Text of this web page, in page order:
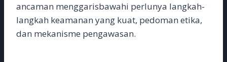
ancaman menggarisbawahi perlunya langkah-
langkah keamanan yang kuat, pedoman etika,
dan mekanisme pengawasan.